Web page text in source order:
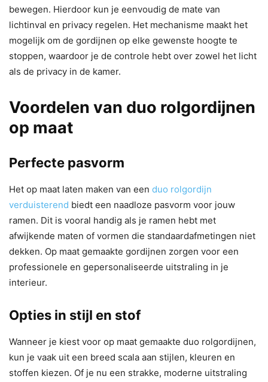
bewegen. Hierdoor kun je eenvoudig de mate van
lichtinval en privacy regelen. Het mechanisme maakt het
mogelijk om de gordijnen op elke gewenste hoogte te
stoppen, waardoor je de controle hebt over zowel het licht
als de privacy in de kamer.
Voordelen van duo rolgordijnen
op maat
Perfecte pasvorm
Het op maat laten maken van een duo rolgordijn
verduisterend biedt een naadloze pasvorm voor jouw
ramen. Dit is vooral handig als je ramen hebt met
afwijkende maten of vormen die standaardafmetingen niet
dekken. Op maat gemaakte gordijnen zorgen voor een
professionele en gepersonaliseerde uitstraling in je
interieur.
Opties in stijl en stof
Wanneer je kiest voor op maat gemaakte duo rolgordijnen,
kun je vaak uit een breed scala aan stijlen, kleuren en
stoffen kiezen. Of je nu een strakke, moderne uitstraling